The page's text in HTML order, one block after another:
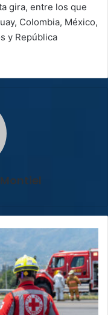
gira, entre los que
Colombia, México,
y República